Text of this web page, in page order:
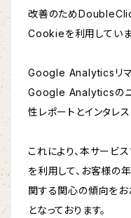
改善のため
Cookieを利用していま
Google Analyticsリマ
Google Analyticsのユ
性レポートとインタレ
これにより、本サー
を利用して、お客様の
関する関心の傾向を
となっております。